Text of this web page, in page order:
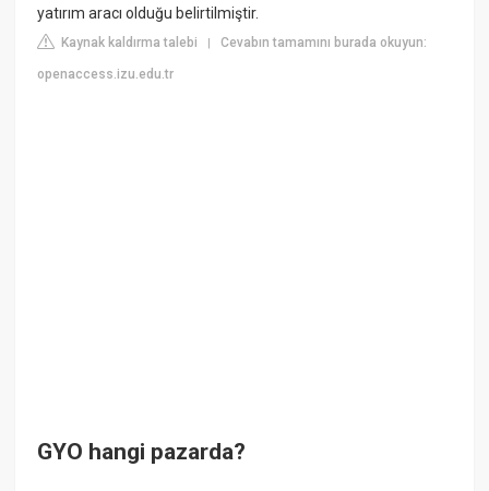
yatırım aracı olduğu belirtilmiştir.
Kaynak kaldırma talebi |Cevabın tamamını burada okuyun:
openaccess.izu.edu.tr
GYO hangi pazarda?